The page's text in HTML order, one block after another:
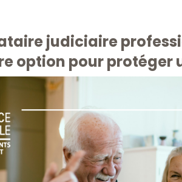
judiciaire
option pour protéger